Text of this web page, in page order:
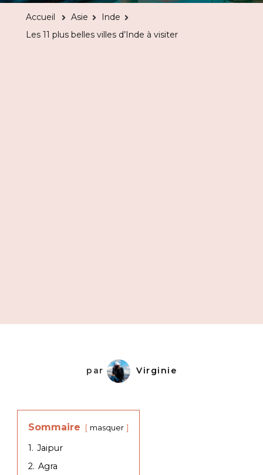
Accueil Asie
Inde
Les 11 plus belles villes d’Inde à visiter
par Virginie
Sommaire masquer
1. Jaipur
2. Agra